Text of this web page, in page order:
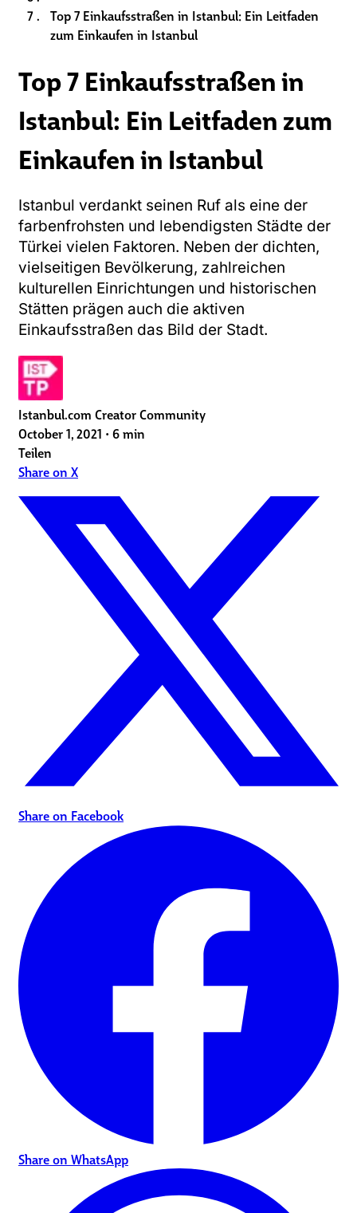
Top 7 Einkaufsstraßen in Istanbul: Ein Leitfaden
zum Einkaufen in Istanbul
Top 7 Einkaufsstraßen in
Istanbul: Ein Leitfaden zum
Einkaufen in Istanbul
Istanbul verdankt seinen Ruf als eine der
farbenfrohsten und lebendigsten Städte der
Türkei vielen Faktoren. Neben der dichten,
vielseitigen Bevölkerung, zahlreichen
kulturellen Einrichtungen und historischen
Stätten prägen auch die aktiven
Einkaufsstraßen das Bild der Stadt.
Istanbul.com Creator Community
October 1, 2021 • 6 min
Teilen
Share on X
Share on Facebook
Share on WhatsApp